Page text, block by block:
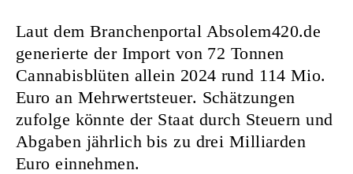
Laut dem Branchenportal Absolem420.de
generierte der Import von 72 Tonnen
Cannabisblüten allein 2024 rund 114 Mio.
Euro an Mehrwertsteuer. Schätzungen
zufolge könnte der Staat durch Steuern und
Abgaben jährlich bis zu drei Milliarden
Euro einnehmen.